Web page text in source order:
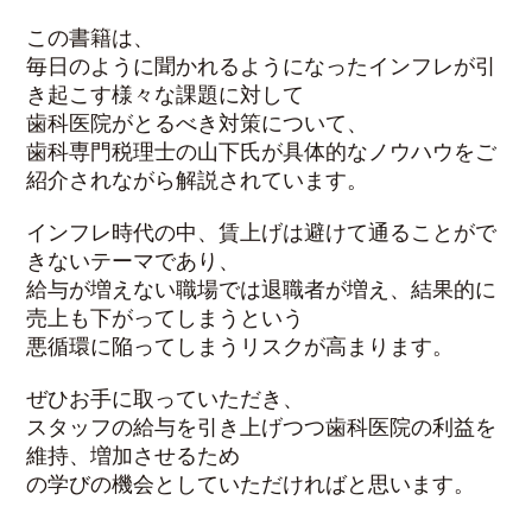
この書籍は、
毎日のように聞かれるようになったインフレが引
き起こす様々な課題に対して
歯科医院がとるべき対策について、
歯科専門税理士の山下氏が具体的なノウハウをご
紹介されながら解説されています。
インフレ時代の中、賃上げは避けて通ることがで
きないテーマであり、
給与が増えない職場では退職者が増え、結果的に
売上も下がってしまうという
悪循環に陥ってしまうリスクが高まります。
ぜひお手に取っていただき、
スタッフの給与を引き上げつつ歯科医院の利益を
維持、増加させるため
の学びの機会としていただければと思います。